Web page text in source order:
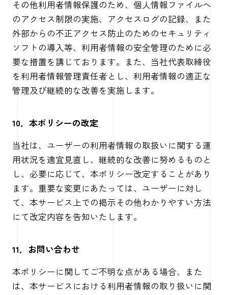
その他利用者情報保護のため、個人情報ファイルへ
のアクセス制限の実施、アクセスログの記録、また
外部からの不正アクセス防止のためのセキュリティ
ソフトの導入等、利用者情報の安全管理のために必
要な措置を講じております。また、当社代表取締役
を利用者情報管理責任者とし、利用者情報の適正な
管理及び継続的な改善を実施します。
10．本ポリシーの改定
当社は、ユーザーの利用者情報の取扱いに関する運
用状況を適宜見直し、継続的な改善に努めるものと
し、必要に応じて、本ポリシー改定することがあり
ます。重要な変更にあたっては、ユーザーに対し
て、本サービス上での掲示その他わかりやすい方法
にて改定内容を告知いたします。
11．お問い合わせ
本ポリシーに関してご不明な点がある場合、また
は、本サービスにおける利用者情報の取り扱いに関